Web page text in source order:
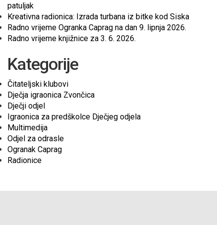
patuljak
Kreativna radionica: Izrada turbana iz bitke kod Siska
Radno vrijeme Ogranka Caprag na dan 9. lipnja 2026.
Radno vrijeme knjižnice za 3. 6. 2026.
Kategorije
Čitateljski klubovi
Dječja igraonica Zvončica
Dječji odjel
Igraonica za predškolce Dječjeg odjela
Multimedija
Odjel za odrasle
Ogranak Caprag
Radionice